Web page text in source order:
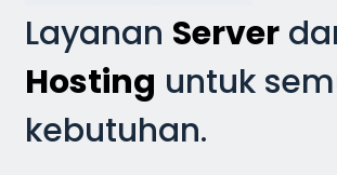
Layanan Server
Hosting untuk
kebutuhan.